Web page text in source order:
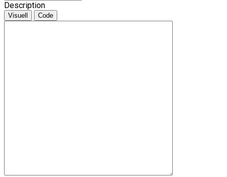
Description
Visuell Code